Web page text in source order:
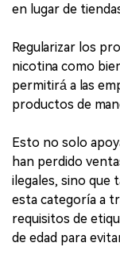
en lugar de
Regularizar los
nicotina como
permitirá a las
productos de
Esto no solo
han perdido
ilegales, sino que
esta categoría a
requisitos de
de edad para